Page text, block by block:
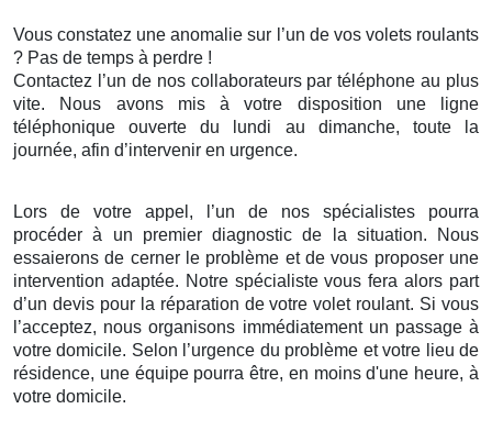
Vous constatez une anomalie sur l’un de vos volets roulants
? Pas de temps à perdre !
Contactez l’un de nos collaborateurs par téléphone au plus
vite. Nous avons mis à votre disposition une ligne
téléphonique ouverte du lundi au dimanche, toute la
journée, afin d’intervenir en urgence.
Lors de votre appel, l’un de nos spécialistes pourra
procéder à un premier diagnostic de la situation. Nous
essaierons de cerner le problème et de vous proposer une
intervention adaptée. Notre spécialiste vous fera alors part
d’un devis pour la réparation de votre volet roulant. Si vous
l’acceptez, nous organisons immédiatement un passage à
votre domicile. Selon l’urgence du problème et votre lieu de
résidence, une équipe pourra être, en moins d'une heure, à
votre domicile.